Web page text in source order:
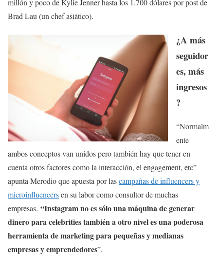
millón y poco de Kylie Jenner hasta los 1.700 dólares por post de
Brad Lau (un chef asiático).
¿A más
seguidor
es, más
ingresos
?
“Normalm
ente
ambos conceptos van unidos pero también hay que tener en
cuenta otros factores como la interacción, el engagement, etc”
apunta Merodio que apuesta por lascampañas de influencers y
microinfluencersen su labor como consultor de muchas
empresas. “Instagram no es sólo una máquina de generar
dinero para celebrities también a otro nivel es una poderosa
herramienta de marketing para pequeñas y medianas
empresas y emprendedores”.